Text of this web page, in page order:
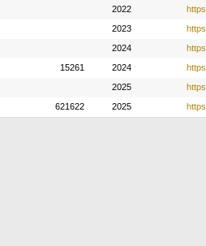
2022
2023
2024
15261 2024
2025
621622 2025